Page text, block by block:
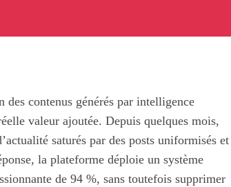
contenus générés par intelligence
valeur ajoutée. Depuis quelques mois,
saturés par des posts uniformisés et
la plateforme déploie un système
de 94 %, sans toutefois supprimer